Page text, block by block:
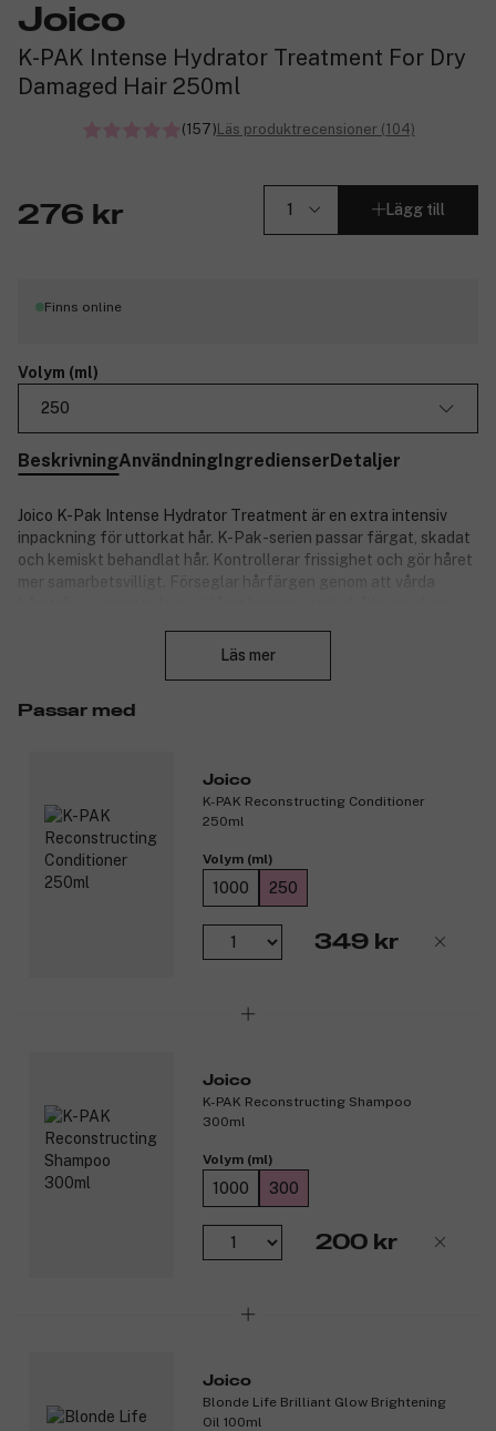
Joico
K-PAK Intense Hydrator Treatment For Dry
Damaged Hair 250ml
(157)Läs produktrecensioner (104)
276 kr Lägg till
Finns online
Volym (ml)
250
BeskrivningAnvändningIngredienserDetaljer
Joico K-Pak Intense Hydrator Treatment är en extra intensiv
inpackning för uttorkat hår. K-Pak-serien passar färgat, skadat
och kemiskt behandlat hår. Kontrollerar frissighet och gör håret
mer samarbetsvilligt.
Förseglar hårfärgen genom att vårda
Innehåller Bio-Advanced Peptide Complex, en unik ny ingrediens
utvecklad av Joico. Bio-Advanced Peptide Complex™ efterliknar
peptidkedjan i håret exakt och kan på så vis skydda och reparera
Läs mer
Passar med
Joico
K-PAK Reconstructing Conditioner
250ml
Volym (ml)
1000 250
349 kr
Joico
K-PAK Reconstructing Shampoo
300ml
Volym (ml)
1000 300
200 kr
Joico
Blonde Life Brilliant Glow Brightening
Oil 100ml